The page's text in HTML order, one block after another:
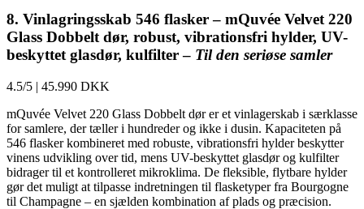
8. Vinlagringsskab 546 flasker – mQuvée Velvet 220
Glass Dobbelt dør, robust, vibrationsfri hylder, UV-
beskyttet glasdør, kulfilter – Til den seriøse samler
4.5/5 | 45.990 DKK
mQuvée Velvet 220 Glass Dobbelt dør er et vinlagerskab i særklasse
for samlere, der tæller i hundreder og ikke i dusin. Kapaciteten på
546 flasker kombineret med robuste, vibrationsfri hylder beskytter
vinens udvikling over tid, mens UV-beskyttet glasdør og kulfilter
bidrager til et kontrolleret mikroklima. De fleksible, flytbare hylder
gør det muligt at tilpasse indretningen til flasketyper fra Bourgogne
til Champagne – en sjælden kombination af plads og præcision.